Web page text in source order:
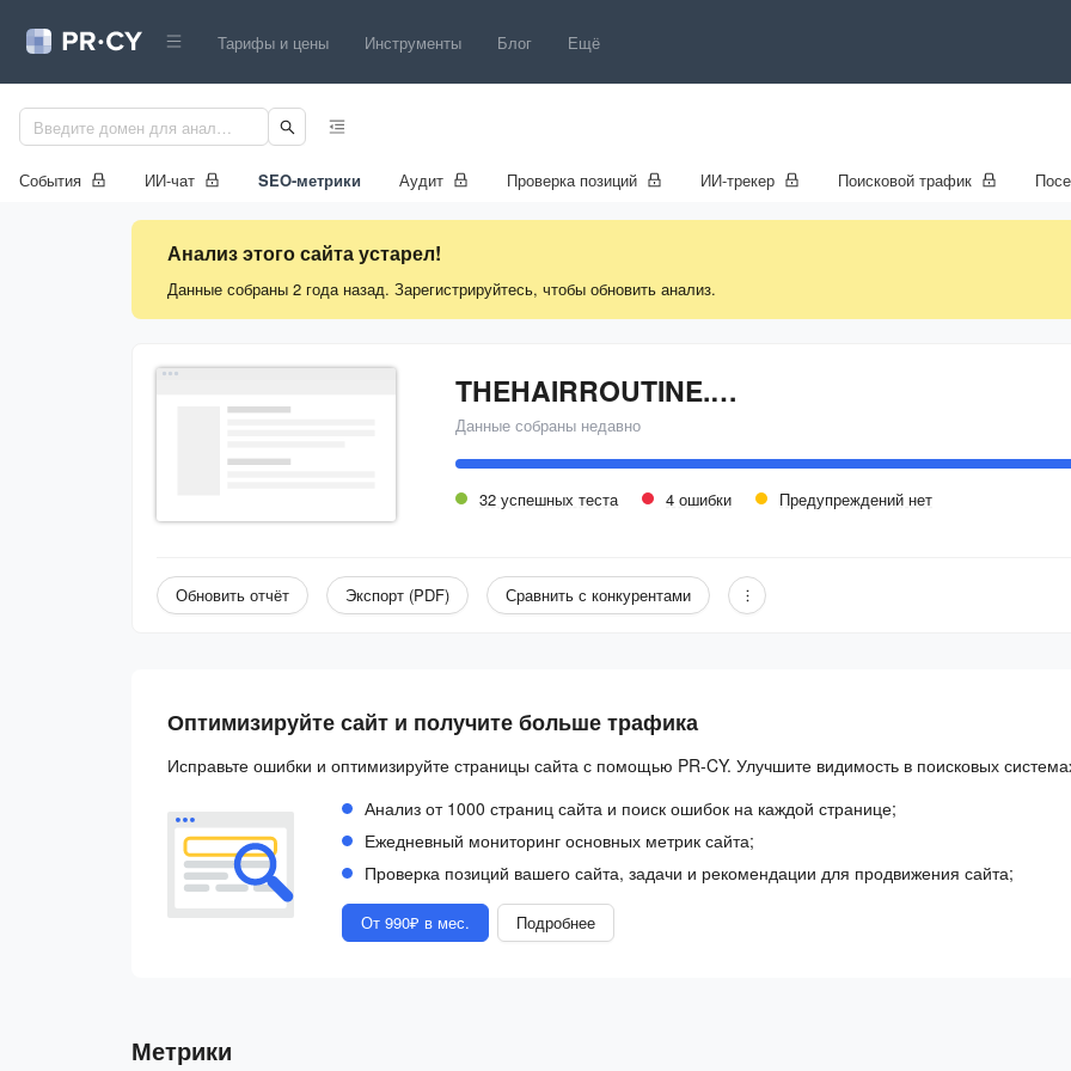
Тарифы и цены Инструменты Блог Ещё
События ИИ-чат SEO-метрики Аудит Проверка позиций ИИ-трекер Поисковой трафик
Анализ этого сайта устарел!
Данные собраны 2 года назад. Зарегистрируйтесь, чтобы обновить анализ.
THEHAIRROUTINE.COM
Данные собраны недавно
32 успешных теста 4 ошибки Предупреждений нет
Обновить отчёт Экспорт (PDF) Сравнить с конкурентами
Оптимизируйте сайт и получите больше трафика
Исправьте ошибки и оптимизируйте страницы сайта с помощью PR-CY. Улучшите видимость в поисковых
Анализ от 1000 страниц сайта и поиск ошибок на каждой странице;
Ежедневный мониторинг основных метрик сайта;
Проверка позиций вашего сайта, задачи и рекомендации для продвижения сайта;
От 990₽ в мес. Подробнее
Метрики